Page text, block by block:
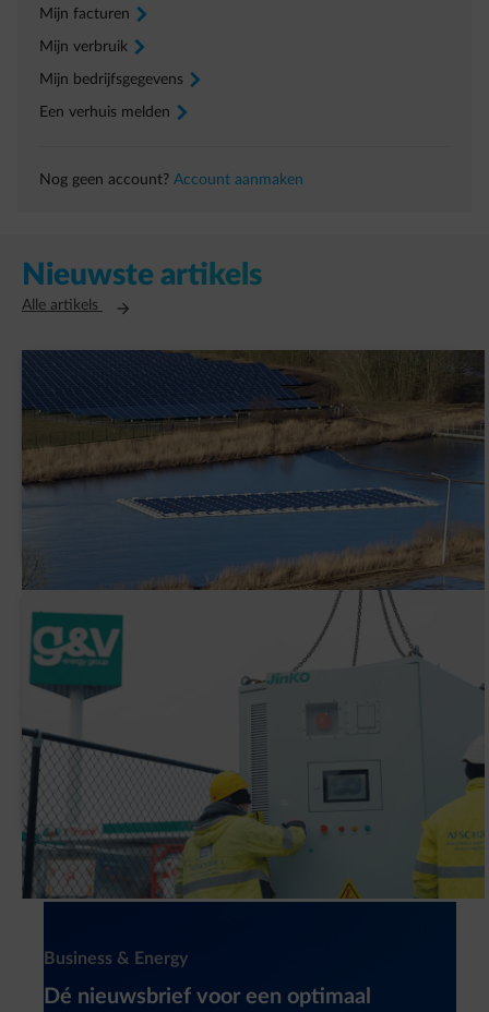
Mijn facturen arrow-right
Mijn verbruik arrow-right
Mijn bedrijfsgegevens arrow-right
Een verhuis melden arrow-right
Nog geen account? Account aanmaken
Nieuwste artikels
Alle artikels Opent in een nieuw tabblad
AVK Plastics tekent een PPA met ENGIE
Waarom heeft G&V een slimme
batterijinstallatie (BESS) geplaatst?
Newsletter
Business & Energy
Dé nieuwsbrief voor een optimaal